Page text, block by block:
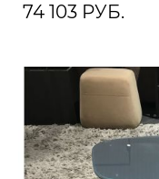
74 103 РУБ.